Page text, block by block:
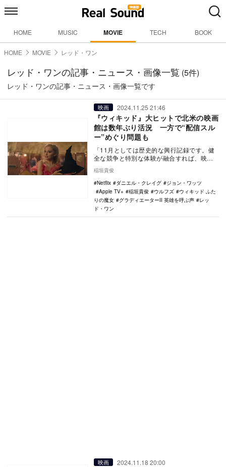
HOME MUSIC MOVIE TECH BOOK
HOME MOVIE レッド・ワン
レッド・ワンの記事・ニュース・画像一覧 (5件)
レッド・ワンの記事・ニュース・画像一覧です
映画 2024.11.25 21:46
『ウィキッド』大ヒットで北米の映画
館は数年ぶり活況 一方で“配信スル
ー”めぐり問題も
「11月としては歴史的な興行記録です。健
全な競争と特別な体験が融合すれば、映画
の体験に勝る…
稲垣貴俊
Netflix
ダニエル・クレイグ
ジョン・ワッツ
Apple TV+
稲垣貴俊 ウルフズ
ウィキッド ふた
りの魔女
グラディエーターII 英雄を呼ぶ声
レッ
ド・ワン
映画 2024.11.18 20:00